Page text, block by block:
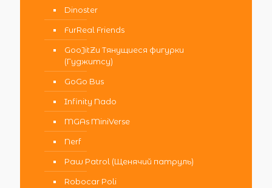
Dinoster
FurReal Friends
GooJitZu Тянущиеся фигурки
(Гуджитсу)
GoGo Bus
Infinity Nado
MGAs MiniVerse
Nerf
Paw Patrol (Щенячий патруль)
Robocar Poli